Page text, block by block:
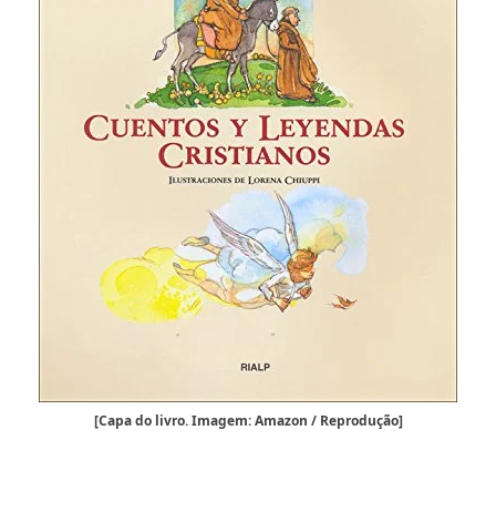
[Capa do livro. Imagem: Amazon / Reprodução]